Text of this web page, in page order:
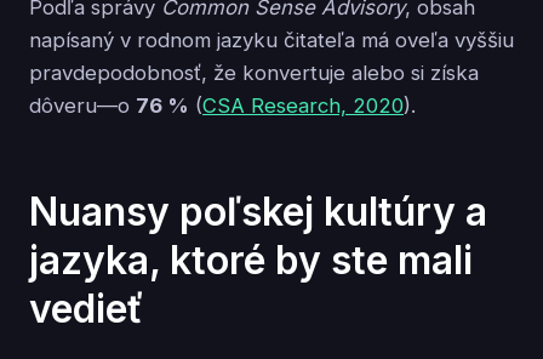
Podľa správy Common Sense Advisory, obsah
napísaný v rodnom jazyku čitateľa má oveľa vyššiu
pravdepodobnosť, že konvertuje alebo si získa
dôveru—o 76 % (CSA Research, 2020).
Nuansy poľskej kultúry a
jazyka, ktoré by ste mali
vedieť